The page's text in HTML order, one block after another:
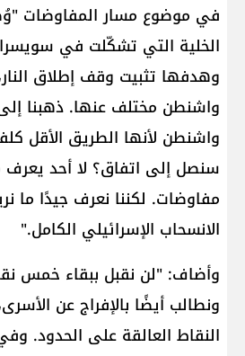
في موضوع مسار المفاوضات
الخلية التي تشكّلت في
وهدفها تثبيت وقف إطلاق
واشنطن مختلف عنها. ذهبنا
واشنطن لأنها الطريق الأقل
سنصل إلى اتفاق؟ لا أحد يعرف
مفاوضات. لكننا نعرف جيدًا ما
الانسحاب الإسرائيلي الكامل."
وأضاف: "لن نقبل ببقاء خمس
ونطالب أيضًا بالإفراج عن
النقاط العالقة على الحدود.